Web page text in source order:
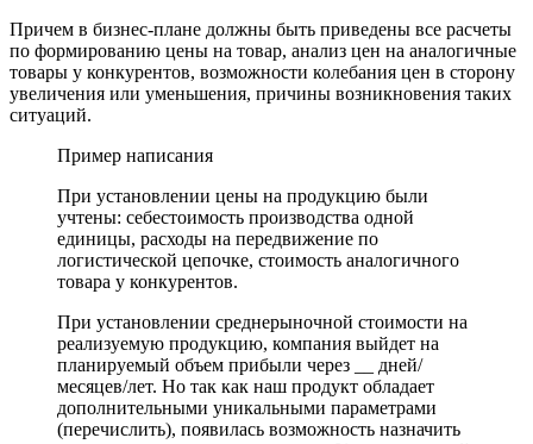
Причем в бизнес-плане должны быть приведены все расчеты
по формированию цены на товар, анализ цен на аналогичные
товары у конкурентов, возможности колебания цен в сторону
увеличения или уменьшения, причины возникновения таких
ситуаций.
Пример написания
При установлении цены на продукцию были
учтены: себестоимость производства одной
единицы, расходы на передвижение по
логистической цепочке, стоимость аналогичного
товара у конкурентов.
При установлении среднерыночной стоимости на
реализуемую продукцию, компания выйдет на
планируемый объем прибыли через __ дней/
месяцев/лет. Но так как наш продукт обладает
дополнительными уникальными параметрами
(перечислить), появилась возможность назначить